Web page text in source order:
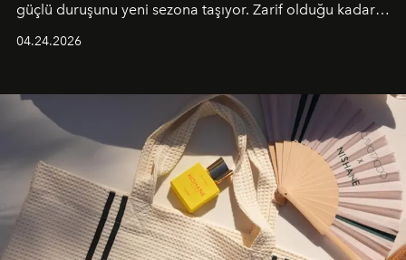
güçlü duruşunu yeni sezona taşıyor. Zarif olduğu kadar
04.24.2026